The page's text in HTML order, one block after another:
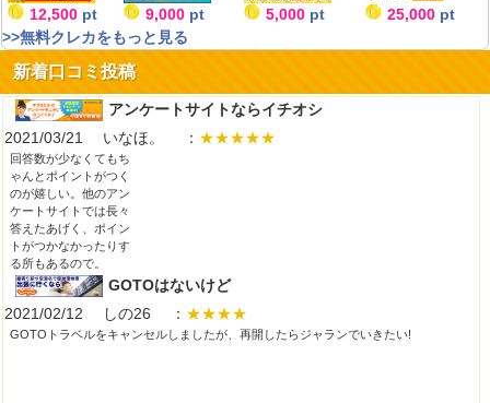
12,500 pt 9,000 pt 5,000 pt 25,000 pt
>>無料クレカをもっと見る
新着口コミ投稿
アンケートサイトならイチオシ
2021/03/21 いなほ。 ： ★★★★★
回答数が少なくてもち
ゃんとポイントがつく
のが嬉しい。他のアン
ケートサイトでは長々
答えたあげく、ポイン
トがつかなかったりす
る所もあるので。
GOTOはないけど
2021/02/12 しの26 ： ★★★★
GOTOトラベルをキャンセルしましたが、再開したらジャランでいきたい!